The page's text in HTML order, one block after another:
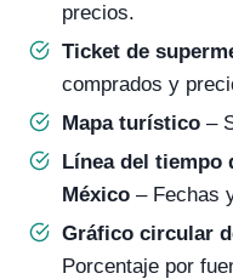
precios.
Ticket de
comprados y
Mapa turístico –
Línea del tiempo
México – Fechas
Gráfico circular
Porcentaje por